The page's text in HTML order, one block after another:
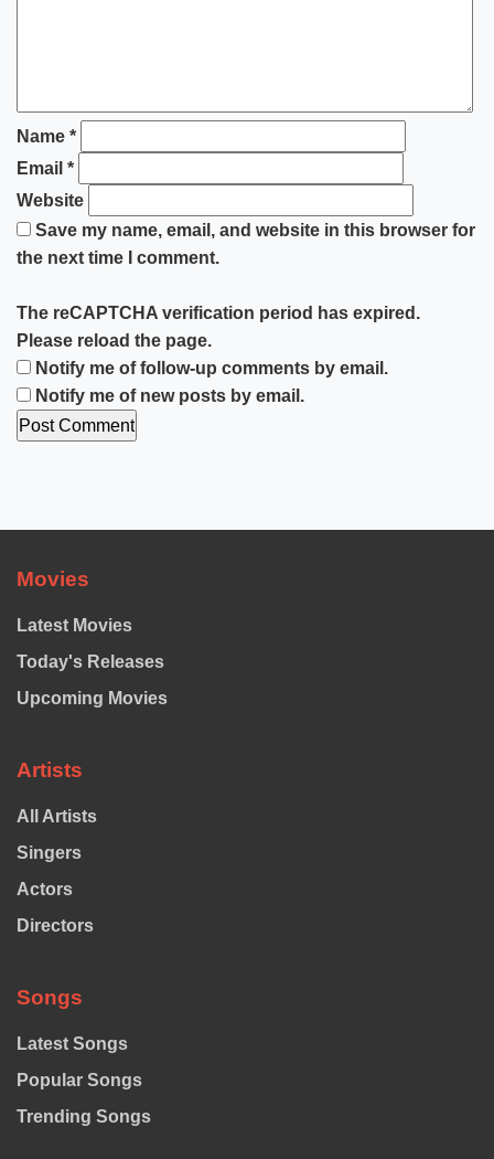
Name *
Email *
Website
Save my name, email, and website in this browser for
the next time I comment.
The reCAPTCHA verification period has expired.
Please reload the page.
Notify me of follow-up comments by email.
Notify me of new posts by email.
Movies
Latest Movies
Today's Releases
Upcoming Movies
Artists
All Artists
Singers
Actors
Directors
Songs
Latest Songs
Popular Songs
Trending Songs